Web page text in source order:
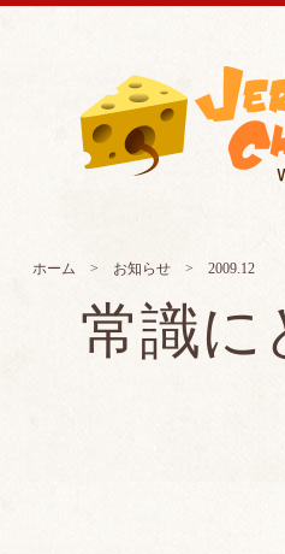
ホーム > お知らせ> 2009.12
常識に